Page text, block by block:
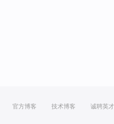
官方博客 技术博客 诚聘英才